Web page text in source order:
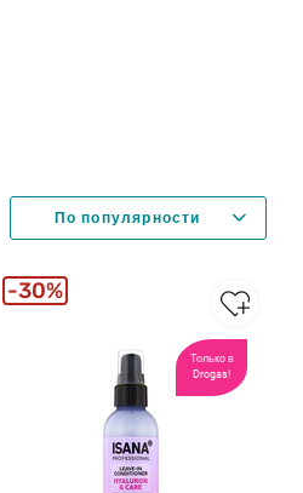
Только в
Drogas!
30%